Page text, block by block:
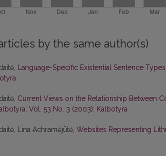
by the same author(s)
Language-Specific Existential Sentence
Current Views on the Relationship Between
Vol. 53 No. 3 (2003): Kalbotyra
Lina Achramėjūtė, Websites Representing